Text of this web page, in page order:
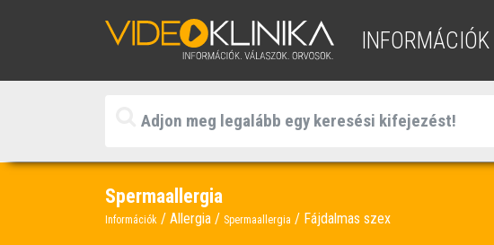
INFORMÁCIÓK
Spermaallergia
Információk Allergia Spermaallergia Fájdalmas szex